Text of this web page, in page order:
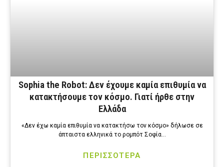
Sophia the Robot: Δεν έχουμε καμία επιθυμία να
κατακτήσουμε τον κόσμο. Γιατί ήρθε στην
Ελλάδα
«Δεν έχω καμία επιθυμία να κατακτήσω τον κόσμο» δήλωσε σε
άπταιστα ελληνικά το ρομπότ Σοφία…
ΠΕΡΙΣΣΟΤΕΡΑ